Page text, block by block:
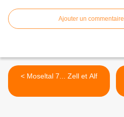
Ajouter un commentaire
< Moseltal 7... Zell et Alf